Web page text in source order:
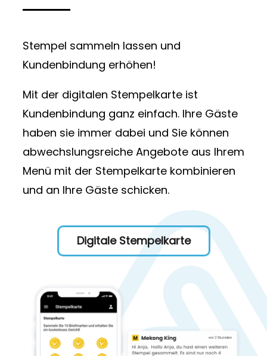
Stempel sammeln lassen und
Kundenbindung erhöhen!
Mit der digitalen Stempelkarte ist
Kundenbindung ganz einfach. Ihre Gäste
haben sie immer dabei und Sie können
abwechslungsreiche Angebote aus Ihrem
Menü mit der Stempelkarte kombinieren
und an Ihre Gäste schicken.
Digitale Stempelkarte